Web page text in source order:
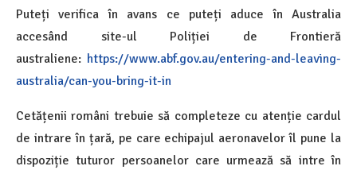
Puteți verifica în avans ce puteți aduce în Australia
accesând site-ul Poliției de Frontieră
australiene: https://www.abf.gov.au/entering-and-leaving-
australia/can-you-bring-it-in
Cetățenii români trebuie să completeze cu atenție cardul
de intrare în țară, pe care echipajul aeronavelor îl pune la
dispoziție tuturor persoanelor care urmează să intre în